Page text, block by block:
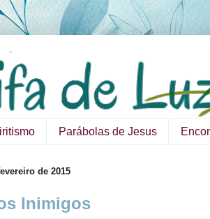
Parábolas de Jesus
de 2015
Inimigos